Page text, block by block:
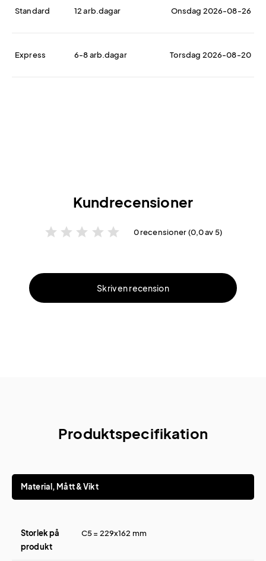
Standard 12 arb.dagar Onsdag 2026-08-26
Express 6-8 arb.dagar Torsdag 2026-08-20
Kundrecensioner
star star star star star 0 recensioner (0,0 av 5)
Skriv en recension
Produktspecifikation
Material, Mått & Vikt
Storlek på
produkt
C5 = 229x162 mm